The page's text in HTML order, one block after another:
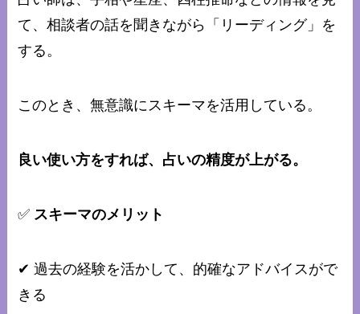
て、相談者の話を聞きながら「リーディング」を
する。
このとき、無意識にスキーマを活用している。
良い使い方をすれば、占いの精度が上がる。
✅ スキーマのメリット
✔ 過去の経験を活かして、的確なアドバイスがで
きる